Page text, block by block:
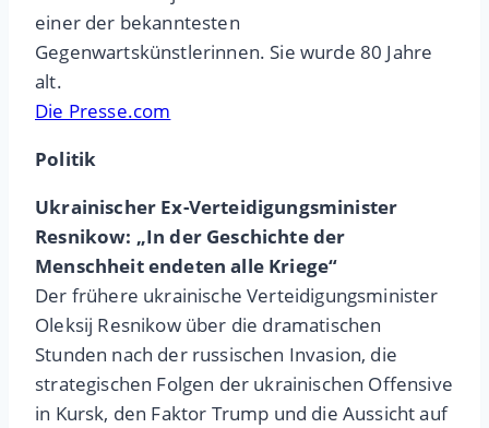
einer der bekanntesten
Gegenwartskünstlerinnen. Sie wurde 80 Jahre
alt.
Die Presse.com
Politik
Ukrainischer Ex-Verteidigungsminister
Resnikow: „In der Geschichte der
Menschheit endeten alle Kriege“
Der frühere ukrainische Verteidigungsminister
Oleksij Resnikow über die dramatischen
Stunden nach der russischen Invasion, die
strategischen Folgen der ukrainischen Offensive
in Kursk, den Faktor Trump und die Aussicht auf